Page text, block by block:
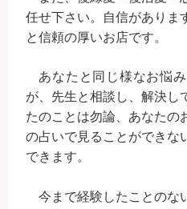
任せ下さい。自信がありま
と信頼の厚いお店です。
あなたと同じ様なお悩
が、先生と相談し、解決し
たのことは勿論、あなたの
の占いで見ることができな
できます。
今まで経験したことのな